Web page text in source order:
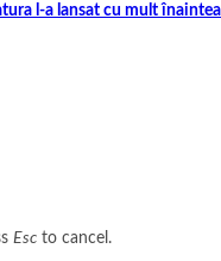
l-a lansat cu mult înaintea
Esc to cancel.